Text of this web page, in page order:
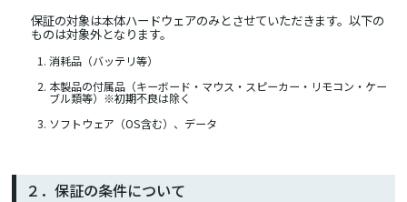
保証の対象は本体ハードウェアのみとさせていただきます。以下の
ものは対象外となります。
消耗品（バッテリ等）
本製品の付属品（キーボード・マウス・スピーカー・リモコン・ケー
ブル類等）※初期不良は除く
ソフトウェア（OS含む）、データ
２．保証の条件について